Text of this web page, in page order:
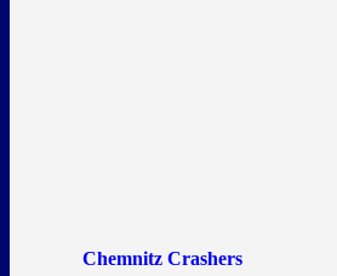
Chemnitz Crashers